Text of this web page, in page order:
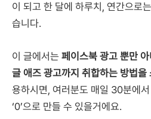
이 되고 한 달에 하루치, 연간으로
습니다.
이 글에서는 페이스북 광고 뿐만
글 애즈 광고까지 취합하는 방법을
용하시면, 여러분도 매일 30분에
‘0’으로 만들 수 있을거에요.